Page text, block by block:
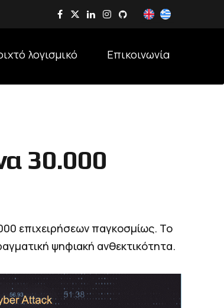
λογισμικό Επικοινωνία
30.000
επιχειρήσεων παγκοσμίως. Το
ψηφιακή ανθεκτικότητα.